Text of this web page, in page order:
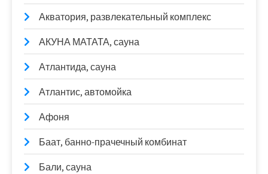
Акватория, развлекательный комплекс
АКУНА МАТАТА, сауна
Атлантида, сауна
Атлантис, автомойка
Афоня
Баат, банно-прачечный комбинат
Бали, сауна